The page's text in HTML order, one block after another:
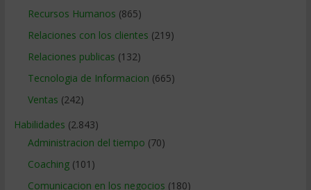
Recursos Humanos (865)
Relaciones con los clientes (219)
Relaciones publicas (132)
Tecnologia de Informacion (665)
Ventas (242)
Habilidades (2.843)
Administracion del tiempo (70)
Coaching(101)
Comunicacion en los negocios (180)